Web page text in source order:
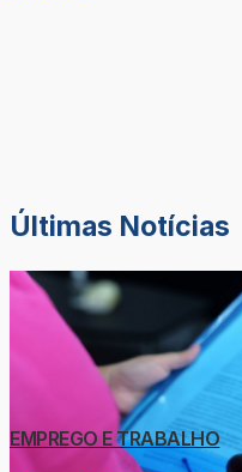
Últimas Notícias
EMPREGO E TRABALHO